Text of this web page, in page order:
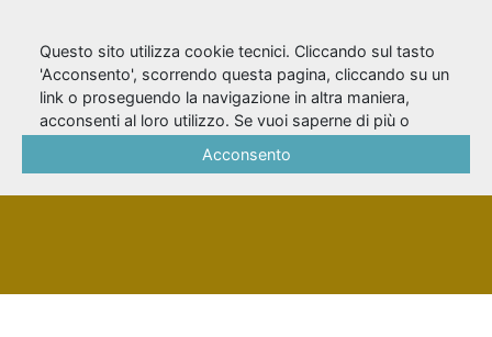
Bonaiuto, Anna
PERSONA
Questo sito utilizza cookie tecnici. Cliccando sul tasto
'Acconsento', scorrendo questa pagina, cliccando su un
link o proseguendo la navigazione in altra maniera,
acconsenti al loro utilizzo. Se vuoi saperne di più o
Acconsento